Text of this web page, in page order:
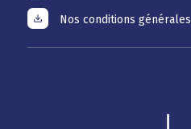
Nos conditions générales